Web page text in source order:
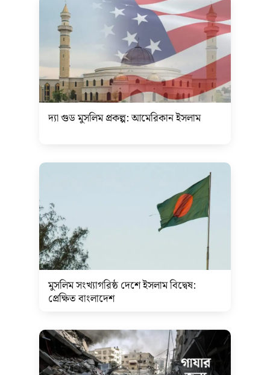
দ্যা গুড মুসলিম প্রকল্প: আমেরিকান ইসলাম
মুসলিম সংখ্যাগরিষ্ঠ দেশে ইসলাম বিদ্বেষ:
প্রেক্ষিত বাংলাদেশ